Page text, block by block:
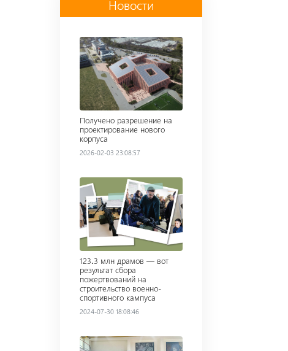
Новости
Read more
Получено разрешение на
проектирование нового
корпуса
2026-02-03 23:08:57
Read more
123․3 млн драмов — вот
результат сбора
пожертвований на
строительство военно-
спортивного кампуса
2024-07-30 18:08:46
Read more